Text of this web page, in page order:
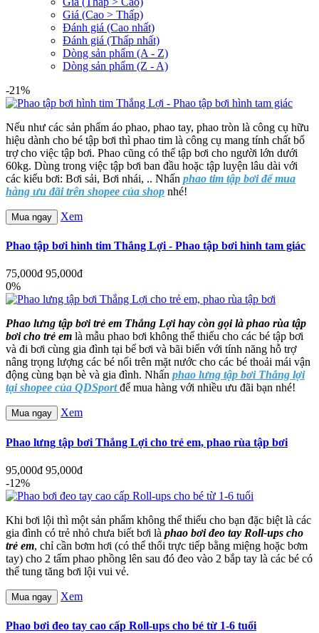
Giá (Cao > Thấp)
Đánh giá (Cao nhất)
Đánh giá (Thấp nhất)
Dòng sản phẩm (A - Z)
Dòng sản phẩm (Z - A)
-21%
Nếu như các sản phẩm áo phao, phao tay, phao tròn là công cụ hữu
hiệu dành cho bé tập bơi thì phao tim là công cụ mang tính chất bổ
trợ cho việc tập bơi. Phao cũng có thể tập bơi cho người lớn dưới
60kg. Dùng trong việc tập bơi ban đầu hoặc tập luyện lâu dài với
các kiểu bơi: Bơi sải, Bơi nhái, .. Nhấn phao tim tập bơi để mua
hàng ưu đãi trên shopee của shop nhé!
Mua ngay Xem
Phao tập bơi hình tim Thắng Lợi - Phao tập bơi hình tam giác
75,000đ 95,000đ
0%
Phao lưng tập bơi trẻ em Thắng Lợi hay còn gọi là phao rùa tập
bơi cho trẻ em là mẫu phao bơi không thể thiếu cho các bé tập bơi
và đi bơi cùng gia đình tại bể bơi và bãi biển với tính năng hỗ trợ
nâng trọng lượng các bé nổi trên mặt nước cho các bé thoải mái vận
động cùng bạn bè và gia đình. Nhấn phao lưng tập bơi Thắng lợi
tại shopee của QDSportđể mua hàng với nhiều ưu đãi bạn nhé!
Mua ngay Xem
Phao lưng tập bơi Thắng Lợi cho trẻ em, phao rùa tập bơi
95,000đ 95,000đ
-12%
Khi bơi lội thì một sản phẩm không thể thiếu cho bạn đặc biệt là các
gia đình có trẻ nhỏ chưa biết bơi là phao bơi đeo tay Roll-ups cho
trẻ em, chỉ cần bơm hơi (có thể thổi trực tiếp bằng miệng hoặc bơm
tay) cho 2 tấm phao phồng lên sau đó đeo vào 2 bắp tay là các bé có
thể tung tăng bơi lội vui vẻ.
Mua ngay Xem
Phao bơi đeo tay cao cấp Roll-ups cho bé từ 1-6 tuổi